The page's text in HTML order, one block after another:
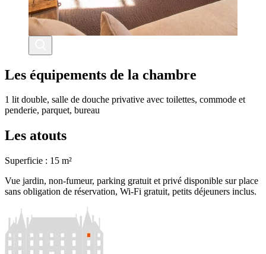
Les équipements de la chambre
1 lit double, salle de douche privative avec toilettes, commode et
penderie, parquet, bureau
Les atouts
Superficie : 15 m²
Vue jardin, non-fumeur, parking gratuit et privé disponible sur place
sans obligation de réservation, Wi-Fi gratuit, petits déjeuners inclus.